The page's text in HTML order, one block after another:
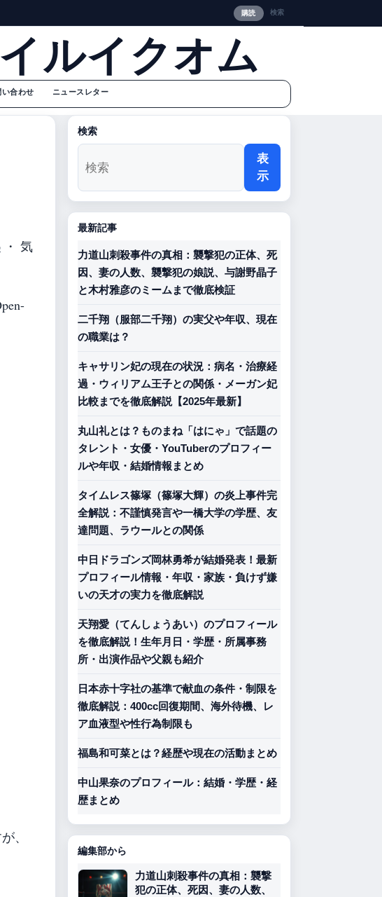
購読 検索
ルイクオム
い合わせ ニュースレター
・ 気
、
検索
表
示
最新記事
力道山刺殺事件の真相：襲撃犯の正体、死
因、妻の人数、襲撃犯の娘説、与謝野晶子
と木村雅彦のミームまで徹底検証
二千翔（服部二千翔）の実父や年収、現在
の職業は？
キャサリン妃の現在の状況：病名・治療経
過・ウィリアム王子との関係・メーガン妃
比較までを徹底解説【2025年最新】
丸山礼とは？ものまね「はにゃ」で話題の
タレント・女優・YouTuberのプロフィー
ルや年収・結婚情報まとめ
タイムレス篠塚（篠塚大輝）の炎上事件完
全解説：不謹慎発言や一橋大学の学歴、友
達問題、ラウールとの関係
中日ドラゴンズ岡林勇希が結婚発表！最新
プロフィール情報・年収・家族・負けず嫌
いの天才の実力を徹底解説
天翔愛（てんしょうあい）のプロフィール
を徹底解説！生年月日・学歴・所属事務
所・出演作品や父親も紹介
日本赤十字社の基準で献血の条件・制限を
徹底解説：400cc回復期間、海外待機、レ
ア血液型や性行為制限も
福島和可菜とは？経歴や現在の活動まとめ
中山果奈のプロフィール：結婚・学歴・経
歴まとめ
編集部から
力道山刺殺事件の真相：襲撃
犯の正体、死因、妻の人数、